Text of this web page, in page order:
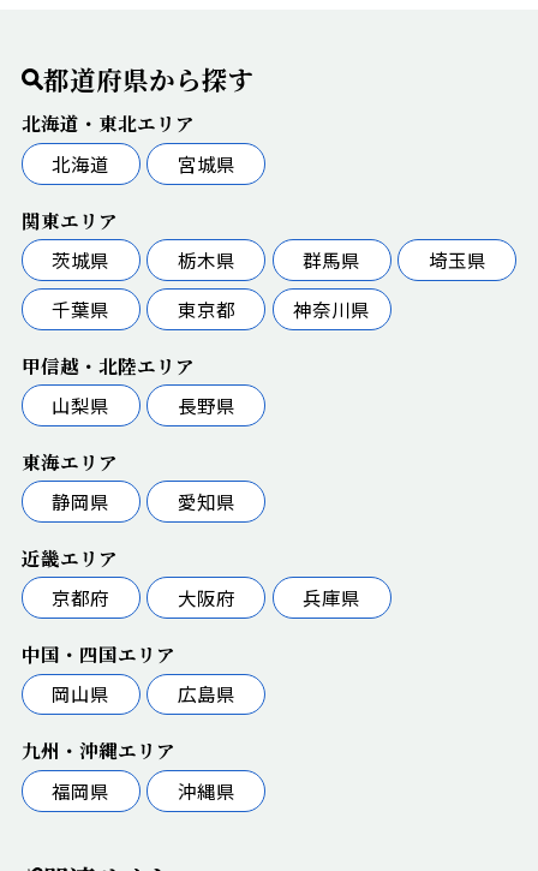
都道府県から探す
北海道・東北エリア
北海道
宮城県
関東エリア
茨城県
栃木県 群馬県
埼玉県
千葉県
東京都 神奈川県
甲信越・北陸エリア
山梨県
長野県
東海エリア
静岡県
愛知県
近畿エリア
京都府
大阪府 兵庫県
中国・四国エリア
岡山県
広島県
九州・沖縄エリア
福岡県
沖縄県